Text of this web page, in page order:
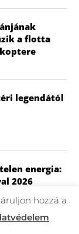
a flotta
legendától
energia:
2026
hozzá a